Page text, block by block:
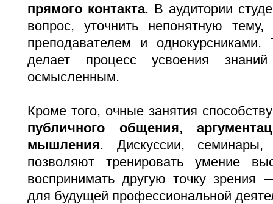
прямого контакта. В аудитории
вопрос, уточнить непонятную
преподавателем и
делает процесс усвоения
осмысленным.
Кроме того, очные занятия
публичного общения,
мышления. Дискуссии, семинары,
позволяют тренировать умение
воспринимать другую точку
для будущей профессиональной